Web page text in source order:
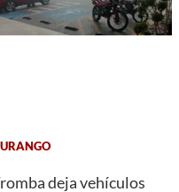
deja vehículos